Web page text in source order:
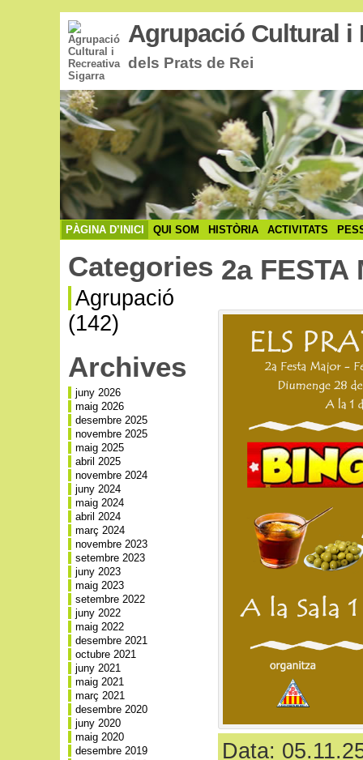
Agrupació Cultural i
dels Prats de Rei
PÀGINA D’INICI QUI SOM HISTÒRIA ACTIVITATS
Categories
Agrupació
(142)
Archives
juny 2026
maig 2026
desembre 2025
novembre 2025
maig 2025
abril 2025
novembre 2024
juny 2024
maig 2024
abril 2024
març 2024
novembre 2023
setembre 2023
juny 2023
maig 2023
setembre 2022
juny 2022
maig 2022
desembre 2021
octubre 2021
juny 2021
maig 2021
març 2021
desembre 2020
juny 2020
maig 2020
desembre 2019
2a FESTA
Data: